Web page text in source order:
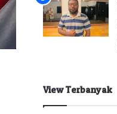
View Terbanyak